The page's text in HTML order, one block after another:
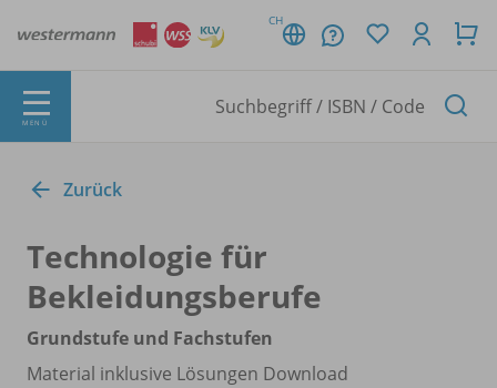
CH
MENÜ
Zurück
Technologie für
Bekleidungsberufe
Grundstufe und Fachstufen
Material inklusive Lösungen Download